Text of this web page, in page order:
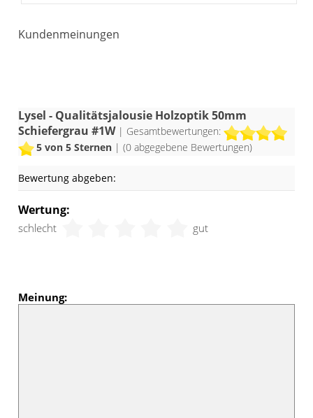
einerseits stilvolle Akzente, andererseits
Kundenmeinungen
Lysel - Qualitätsjalousie Holzoptik 50mm
Schiefergrau #1W| Gesamtbewertungen:
5 von 5 Sternen | (0 abgegebene Bewertungen)
Bewertung abgeben:
Wertung:
schlecht gut
Meinung: